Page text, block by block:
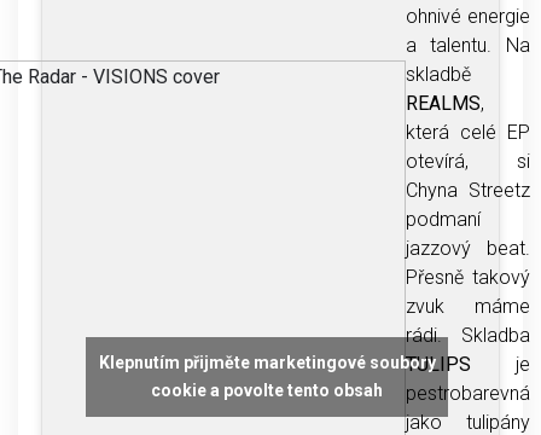
ohnivé energie
a talentu. Na
skladbě
REALMS,
která celé EP
otevírá, si
Chyna Streetz
podmaní
jazzový beat.
Přesně takový
zvuk máme
rádi. Skladba
TULIPS je
pestrobarevná
jako tulipány
Klepnutím přijměte marketingové soubory
cookie a povolte tento obsah